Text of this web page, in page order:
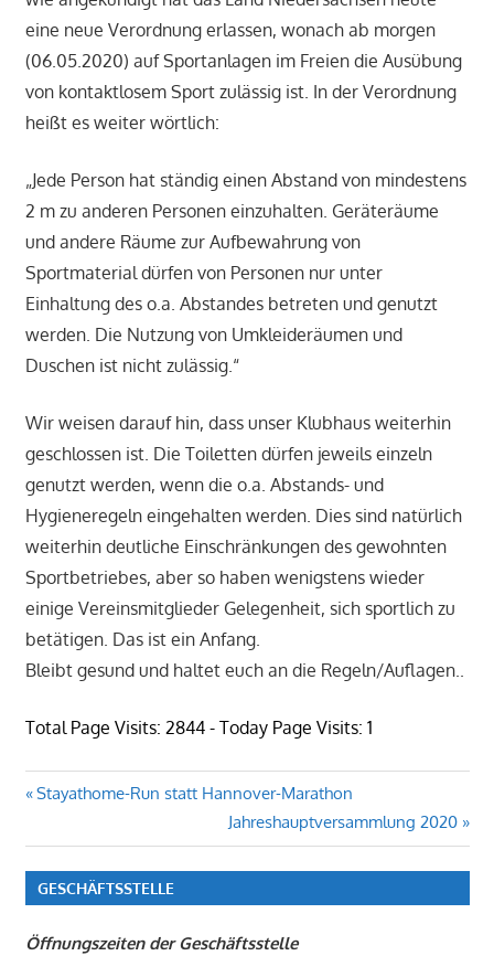
eine neue Verordnung erlassen, wonach ab morgen
(06.05.2020) auf Sportanlagen im Freien die Ausübung
von kontaktlosem Sport zulässig ist. In der Verordnung
heißt es weiter wörtlich:
„Jede Person hat ständig einen Abstand von mindestens
2 m zu anderen Personen einzuhalten. Geräteräume
und andere Räume zur Aufbewahrung von
Sportmaterial dürfen von Personen nur unter
Einhaltung des o.a. Abstandes betreten und genutzt
werden. Die Nutzung von Umkleideräumen und
Duschen ist nicht zulässig.“
Wir weisen darauf hin, dass unser Klubhaus weiterhin
geschlossen ist. Die Toiletten dürfen jeweils einzeln
genutzt werden, wenn die o.a. Abstands- und
Hygieneregeln eingehalten werden. Dies sind natürlich
weiterhin deutliche Einschränkungen des gewohnten
Sportbetriebes, aber so haben wenigstens wieder
einige Vereinsmitglieder Gelegenheit, sich sportlich zu
betätigen. Das ist ein Anfang.
Bleibt gesund und haltet euch an die Regeln/Auflagen..
Total Page Visits: 2844 - Today Page Visits: 1
Beitragsnavigation
Vorheriger
Stayathome-Run statt Hannover-Marathon
Nächster
Beitrag:
Jahreshauptversammlung 2020
GESCHÄFTSSTELLE
Öffnungszeiten der Geschäftsstelle